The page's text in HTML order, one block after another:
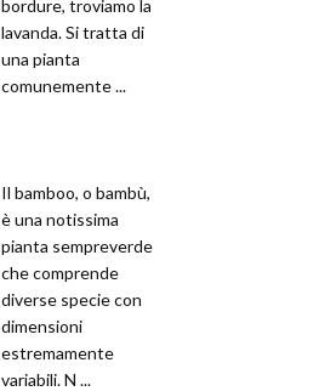
bordure, troviamo la
lavanda. Si tratta di
una pianta
comunemente ...
Il bamboo, o bambù,
è una notissima
pianta sempreverde
che comprende
diverse specie con
dimensioni
estremamente
variabili. N ...